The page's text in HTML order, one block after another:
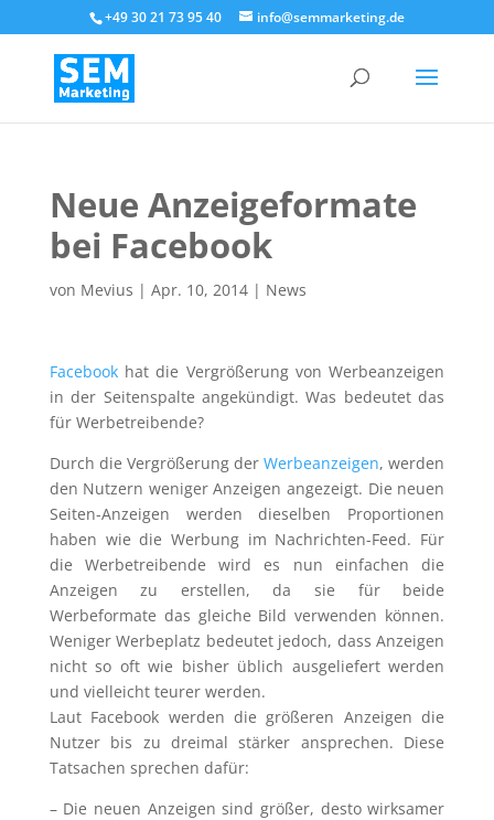
+49 30 21 73 95 40 info@semmarketing.de
Neue Anzeigeformate
bei Facebook
von Mevius | Apr. 10, 2014| News
Facebookhat die Vergrößerung von Werbeanzeigen
in der Seitenspalte angekündigt. Was bedeutet das
für Werbetreibende?
Durch die Vergrößerung derWerbeanzeigen, werden
den Nutzern weniger Anzeigen angezeigt. Die neuen
Seiten-Anzeigen werden dieselben Proportionen
haben wie die Werbung im Nachrichten-Feed. Für
die Werbetreibende wird es nun einfachen die
Anzeigen zu erstellen, da sie für beide
Werbeformate das gleiche Bild verwenden können.
Weniger Werbeplatz bedeutet jedoch, dass Anzeigen
nicht so oft wie bisher üblich ausgeliefert werden
und vielleicht teurer werden.
Laut Facebook werden die größeren Anzeigen die
Nutzer bis zu dreimal stärker ansprechen. Diese
Tatsachen sprechen dafür:
– Die neuen Anzeigen sind größer, desto wirksamer